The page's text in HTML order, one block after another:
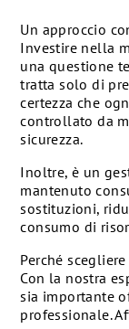
Un approccio
Investire nella
una questione
tratta solo di
certezza che
controllato da
sicurezza.
Inoltre, è un
mantenuto
sostituzioni,
consumo di
Perché
Con la nostra
sia importante
professionale.